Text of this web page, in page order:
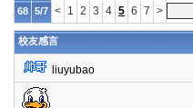
68 5/7 < 1 2 3 4 5 6 7 >
校友感言
liuyubao